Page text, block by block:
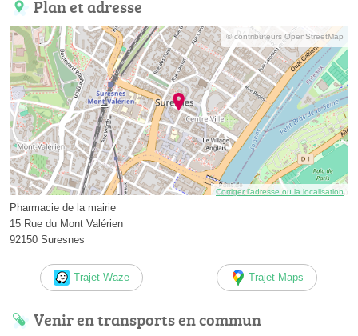
Plan et adresse
© contributeurs OpenStreetMap
Corriger l’adresse ou la localisation
Pharmacie de la mairie
15 Rue du Mont Valérien
92150 Suresnes
Trajet Waze Trajet Maps
Venir en transports en commun